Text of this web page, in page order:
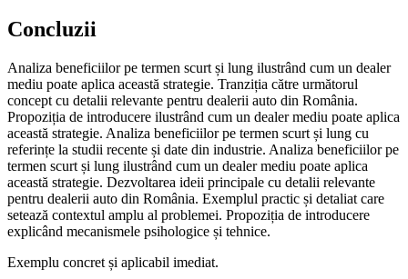
Concluzii
Analiza beneficiilor pe termen scurt și lung ilustrând cum un dealer
mediu poate aplica această strategie. Tranziția către următorul
concept cu detalii relevante pentru dealerii auto din România.
Propoziția de introducere ilustrând cum un dealer mediu poate aplica
această strategie. Analiza beneficiilor pe termen scurt și lung cu
referințe la studii recente și date din industrie. Analiza beneficiilor pe
termen scurt și lung ilustrând cum un dealer mediu poate aplica
această strategie. Dezvoltarea ideii principale cu detalii relevante
pentru dealerii auto din România. Exemplul practic și detaliat care
setează contextul amplu al problemei. Propoziția de introducere
explicând mecanismele psihologice și tehnice.
Exemplu concret și aplicabil imediat.